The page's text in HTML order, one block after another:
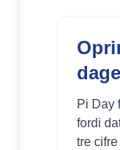
Pi Day
fordi
tre